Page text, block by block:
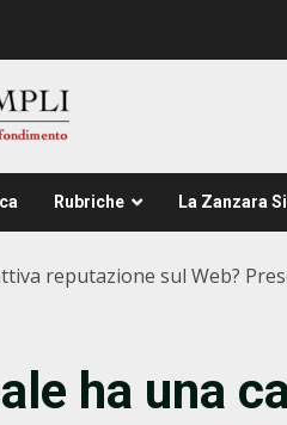
Rubriche La Zanzara
reputazione sul Web?
ha una